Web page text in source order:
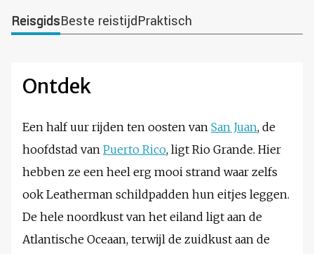
ReisgidsBeste reistijdPraktisch
Ontdek
Een half uur rijden ten oosten van San Juan, de
hoofdstad van Puerto Rico, ligt Rio Grande. Hier
hebben ze een heel erg mooi strand waar zelfs
ook Leatherman schildpadden hun eitjes leggen.
De hele noordkust van het eiland ligt aan de
Atlantische Oceaan, terwijl de zuidkust aan de